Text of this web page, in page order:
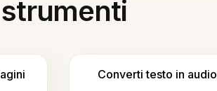
Converti testo in audio